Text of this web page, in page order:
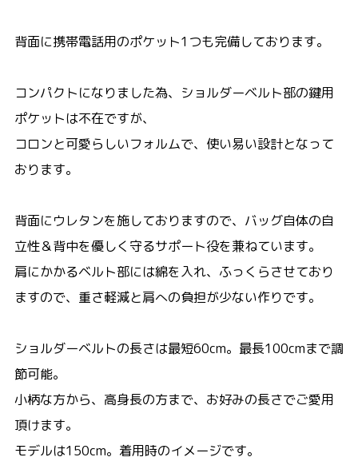
背面に携帯電話用のポケット1つも完備しております。
コンパクトになりました為、ショルダーベルト部の鍵用
ポケットは不在ですが、
コロンと可愛らしいフォルムで、使い易い設計となって
おります。
背面にウレタンを施しておりますので、バッグ自体の自
立性＆背中を優しく守るサポート役を兼ねています。
肩にかかるベルト部には綿を入れ、ふっくらさせており
ますので、重さ軽減と肩への負担が少ない作りです。
ショルダーベルトの長さは最短60cm。最長100cmまで調
節可能。
小柄な方から、高身長の方まで、お好みの長さでご愛用
頂けます。
モデルは150cm。着用時のイメージです。